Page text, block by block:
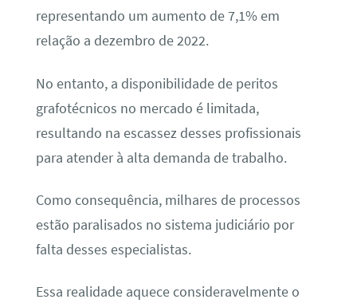
representando um aumento de 7,1% em
relação a dezembro de 2022.
No entanto, a disponibilidade de peritos
grafotécnicos no mercado é limitada,
resultando na escassez desses profissionais
para atender à alta demanda de trabalho.
Como consequência, milhares de processos
estão paralisados no sistema judiciário por
falta desses especialistas.
Essa realidade aquece consideravelmente o